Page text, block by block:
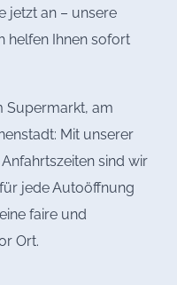
jetzt an – unsere
helfen Ihnen sofort
Supermarkt, am
Mit unserer
sind wir
jede Autoöffnung
faire und
Ort.